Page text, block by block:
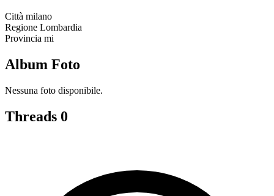
Città milano
Regione Lombardia
Provincia mi
Album Foto
Nessuna foto disponibile.
Threads 0